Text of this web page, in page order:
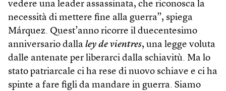
vedere una leader assassinata, che riconosca la
necessità di mettere fine alla guerra”, spiega
Márquez. Quest’anno ricorre il duecentesimo
anniversario dalla ley de vientres, una legge voluta
dalle antenate per liberarci dalla schiavitù. Ma lo
stato patriarcale ci ha rese di nuovo schiave e ci ha
spinte a fare figli da mandare in guerra. Siamo